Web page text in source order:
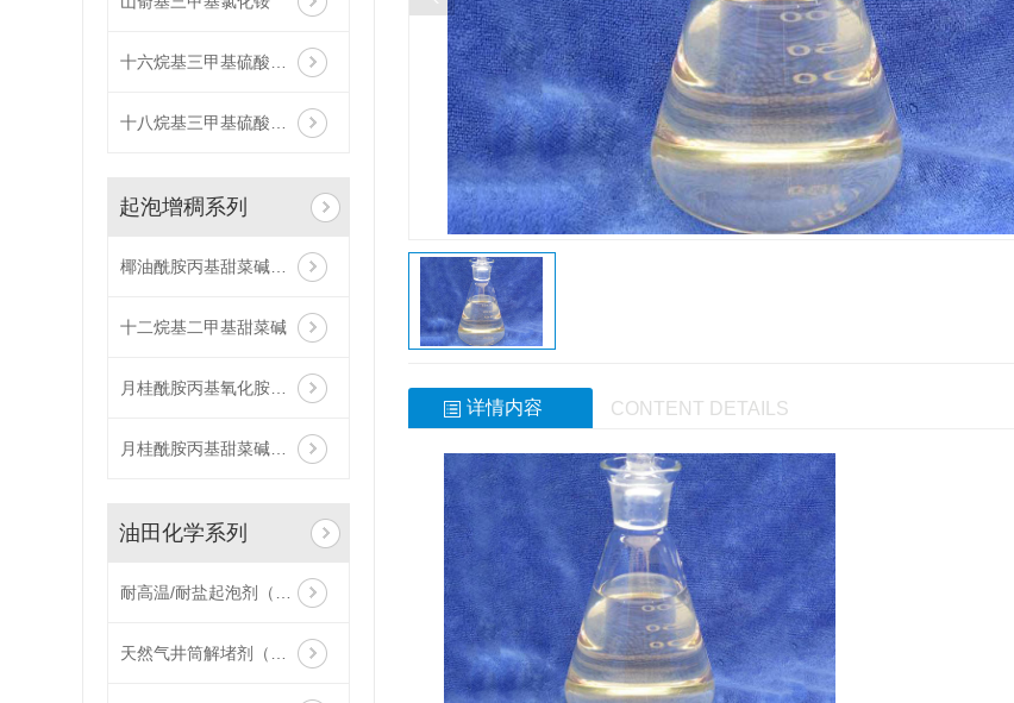
十六烷基三甲基硫酸甲酯铵
十八烷基三甲基硫酸甲酯铵
起泡增稠系列
椰油酰胺丙基甜菜碱（ZJ008）
十二烷基二甲基甜菜碱
月桂酰胺丙基氧化胺（ZJ011-L）
月桂酰胺丙基甜菜碱（ZJ008-L）
油田化学系列
耐高温/耐盐起泡剂（WZJ013-H）
天然气井筒解堵剂（WZJ017）
详情内容 CONTENT DETAILS